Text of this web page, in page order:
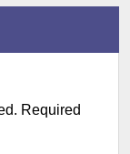
Required